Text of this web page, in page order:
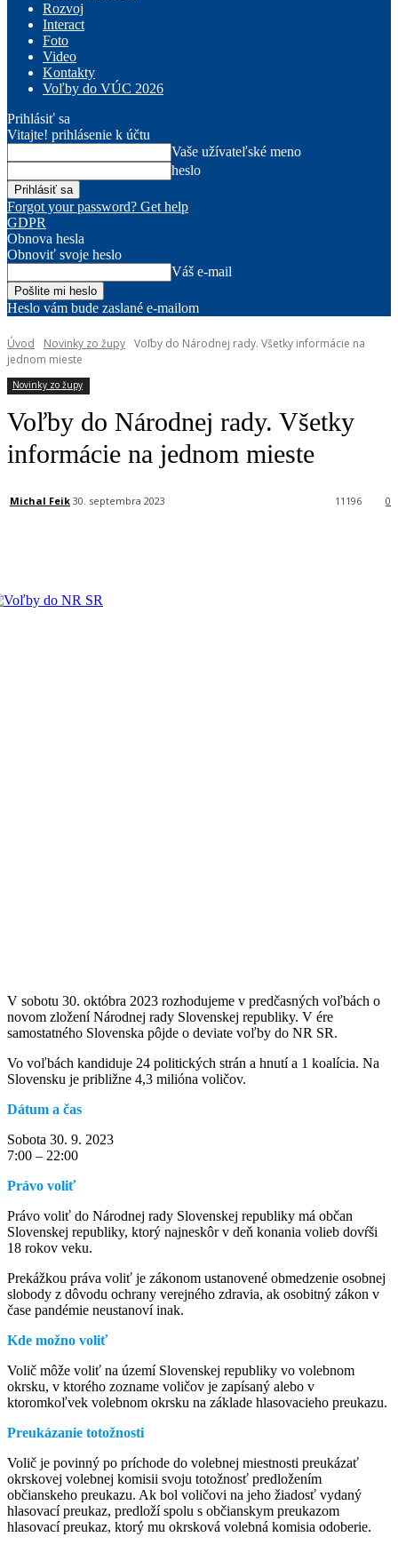
Rozvoj
Interact
Foto
Video
Kontakty
Voľby do VÚC 2026
Prihlásiť sa
Vitajte! prihlásenie k účtu
Vaše užívateľské meno
heslo
Forgot your password? Get help
GDPR
Obnova hesla
Obnoviť svoje heslo
Váš e-mail
Heslo vám bude zaslané e-mailom
Úvod Novinky zo župy Voľby do Národnej rady. Všetky informácie na
jednom mieste
Novinky zo župy
Voľby do Národnej rady. Všetky
informácie na jednom mieste
Michal Feik 30. septembra 2023 0
11196
V sobotu 30. októbra 2023 rozhodujeme v predčasných voľbách o
novom zložení Národnej rady Slovenskej republiky. V ére
samostatného Slovenska pôjde o deviate voľby do NR SR.
Vo voľbách kandiduje 24 politických strán a hnutí a 1 koalícia. Na
Slovensku je približne 4,3 milióna voličov.
Dátum a čas
Sobota 30. 9. 2023
7:00 – 22:00
Právo voliť
Právo voliť do Národnej rady Slovenskej republiky má občan
Slovenskej republiky, ktorý najneskôr v deň konania volieb dovŕši
18 rokov veku.
Prekážkou práva voliť je zákonom ustanovené obmedzenie osobnej
slobody z dôvodu ochrany verejného zdravia, ak osobitný zákon v
čase pandémie neustanoví inak.
Kde možno voliť
Volič môže voliť na území Slovenskej republiky vo volebnom
okrsku, v ktorého zozname voličov je zapísaný alebo v
ktoromkoľvek volebnom okrsku na základe hlasovacieho preukazu.
Preukázanie totožnosti
Volič je povinný po príchode do volebnej miestnosti preukázať
okrskovej volebnej komisii svoju totožnosť predložením
občianskeho preukazu. Ak bol voličovi na jeho žiadosť vydaný
hlasovací preukaz, predloží spolu s občianskym preukazom
hlasovací preukaz, ktorý mu okrsková volebná komisia odoberie.